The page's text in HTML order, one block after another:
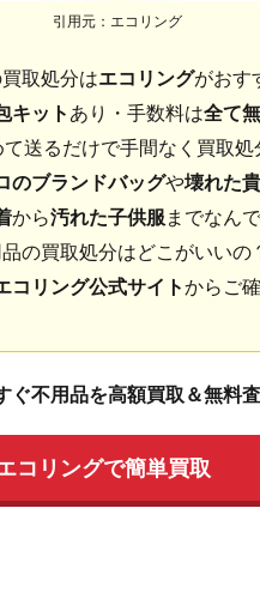
引用元：エコリング
取処分はエコリングがおす
キット あり・手数料は全て
送るだけで手間なく買取処
のブランドバッグや壊れた
から汚れた子供服 までなん
の買取処分はどこがいいの
コリング公式サイトからご
ぐ不用品を高額買取＆無料
コリングで簡単買取